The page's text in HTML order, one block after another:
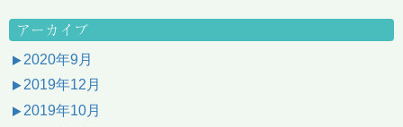
アーカイブ
2020年9月
2019年12月
2019年10月